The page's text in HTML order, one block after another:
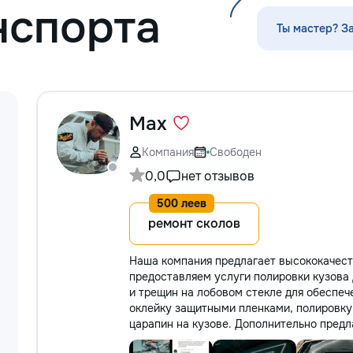
межкомнатных
глянец, патина,
пригород. Выезд
консультация
Ты мастер?
Max
Компания Свободен
0,0 нет отзывов
ремонт сколов
Наша компания предлагает
предоставляем услуги полировки
и трещин на лобовом стекле для
оклейку защитными пленками,
царапин на кузове. Дополнительно